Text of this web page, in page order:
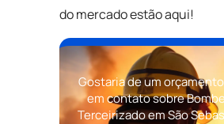
do mercado estão aqui!
Gostaria de um
em contato sobre
Terceirizado em São